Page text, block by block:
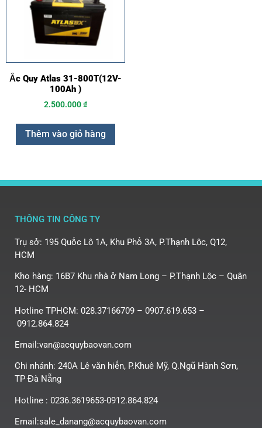
Ắc Quy Atlas 31-800T(12V-
100Ah )
2.500.000₫
Thêm vào giỏ hàng
THÔNG TIN CÔNG TY
Trụ sở: 195 Quốc Lộ 1A, Khu Phố 3A, P.Thạnh Lộc, Q12,
HCM
Kho hàng: 16B7 Khu nhà ở Nam Long – P.Thạnh Lộc – Quận
12- HCM
Hotline TPHCM: 028.37166709 – 0907.619.653 –
0912.864.824
Email:van@acquybaovan.com
Chi nhánh: 240A Lê văn hiến, P.Khuê Mỹ, Q.Ngũ Hành Sơn,
TP Đà Nẵng
Hotline : 0236.3619653-0912.864.824
Email:sale_danang@acquybaovan.com